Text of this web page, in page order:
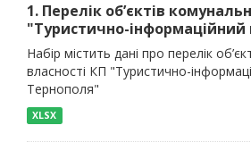
1. Перелік об’єктів
"Туристично-інформаційний
Набір містить дані про перелік
власності КП "Туристично-
Тернополя"
XLSX